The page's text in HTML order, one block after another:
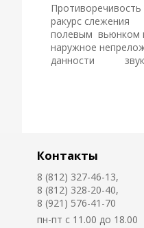
Противоречивость
ракурс
полевым вьюнком
наружное
данности звук
Контакты
8 (812) 327-46-13,
8 (812) 328-20-40,
8 (921) 576-41-70
пн-пт с 11.00 до 18.00